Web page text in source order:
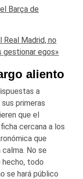
Barça de
Real Madrid, no
gestionar egos»
aliento
a
primeras
que el
cercana a los
que
No se
hecho, todo
se hará público